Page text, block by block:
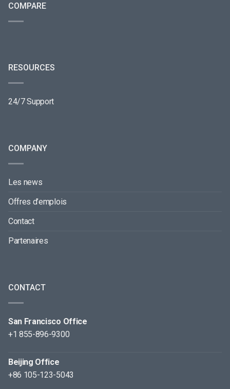
COMPARE
RESOURCES
24/7 Support
COMPANY
Les news
Offres d’emplois
Contact
Partenaires
CONTACT
San Francisco Office
+1 855-896-9300
Beijing Office
+86 105-123-5043